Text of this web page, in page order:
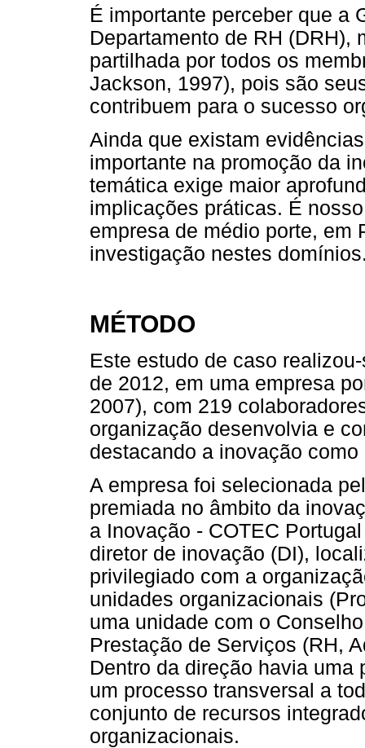
É importante perceber que a
Departamento de RH (DRH),
partilhada por todos os
Jackson, 1997), pois são
contribuem para o sucesso
Ainda que existam
importante na promoção da
temática exige maior
implicações práticas. É
empresa de médio porte, em
investigação nestes
MÉTODO
Este estudo de caso
de 2012, em uma empresa
2007), com 219
organização desenvolvia e
destacando a inovação
A empresa foi selecionada
premiada no âmbito da
a Inovação - COTEC
diretor de inovação (DI),
privilegiado com a
unidades organizacionais
uma unidade com o
Prestação de Serviços (RH,
Dentro da direção havia
um processo transversal a
conjunto de recursos
organizacionais.